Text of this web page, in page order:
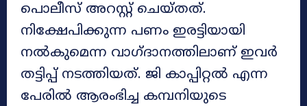
പൊലീസ് അറസ്റ്റ് ചെയ്തത്.
നിക്ഷേപിക്കുന്ന പണം ഇരട്ടിയായി
നൽകുമെന്ന വാഗ്‌ദാനത്തിലാണ് ഇവർ
തട്ടിപ്പ് നടത്തിയത്. ജി കാപ്പിറ്റൽ എന്ന
പേരിൽ ആരംഭിച്ച കമ്പനിയുടെ